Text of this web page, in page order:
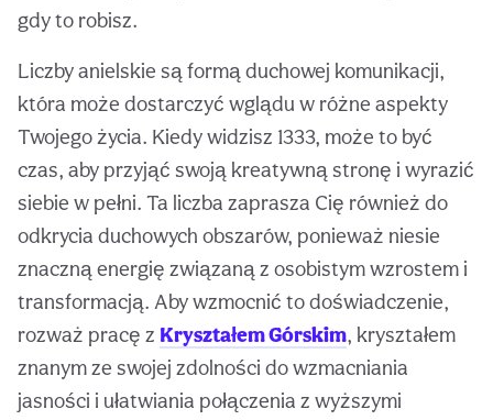
gdy to robisz.
Liczby anielskie są formą duchowej komunikacji,
która może dostarczyć wglądu w różne aspekty
Twojego życia. Kiedy widzisz 1333, może to być
czas, aby przyjąć swoją kreatywną stronę i wyrazić
siebie w pełni. Ta liczba zaprasza Cię również do
odkrycia duchowych obszarów, ponieważ niesie
znaczną energię związaną z osobistym wzrostem i
transformacją. Aby wzmocnić to doświadczenie,
rozważ pracę z Kryształem Górskim, kryształem
znanym ze swojej zdolności do wzmacniania
jasności i ułatwiania połączenia z wyższymi